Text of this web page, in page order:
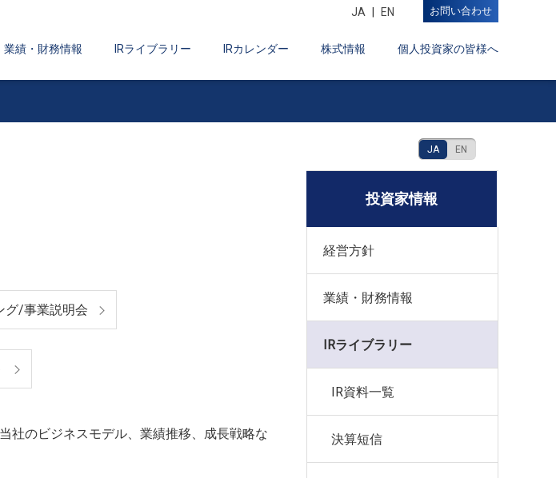
投資家情報
経営方針
業績・財務情報
IRライブラリー
IR資料一覧
決算短信
JA EN
グ/事業説明会
社のビジネスモデル、業績推移、成長戦略な
お問い合わせ
JA EN
業績・財務情報 IRライブラリー IRカレンダー 株式情報 個人投資家の皆様へ